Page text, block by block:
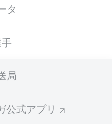
タ
局
公式アプリTheodor Gebre Selassie
Maximilian Eggestein